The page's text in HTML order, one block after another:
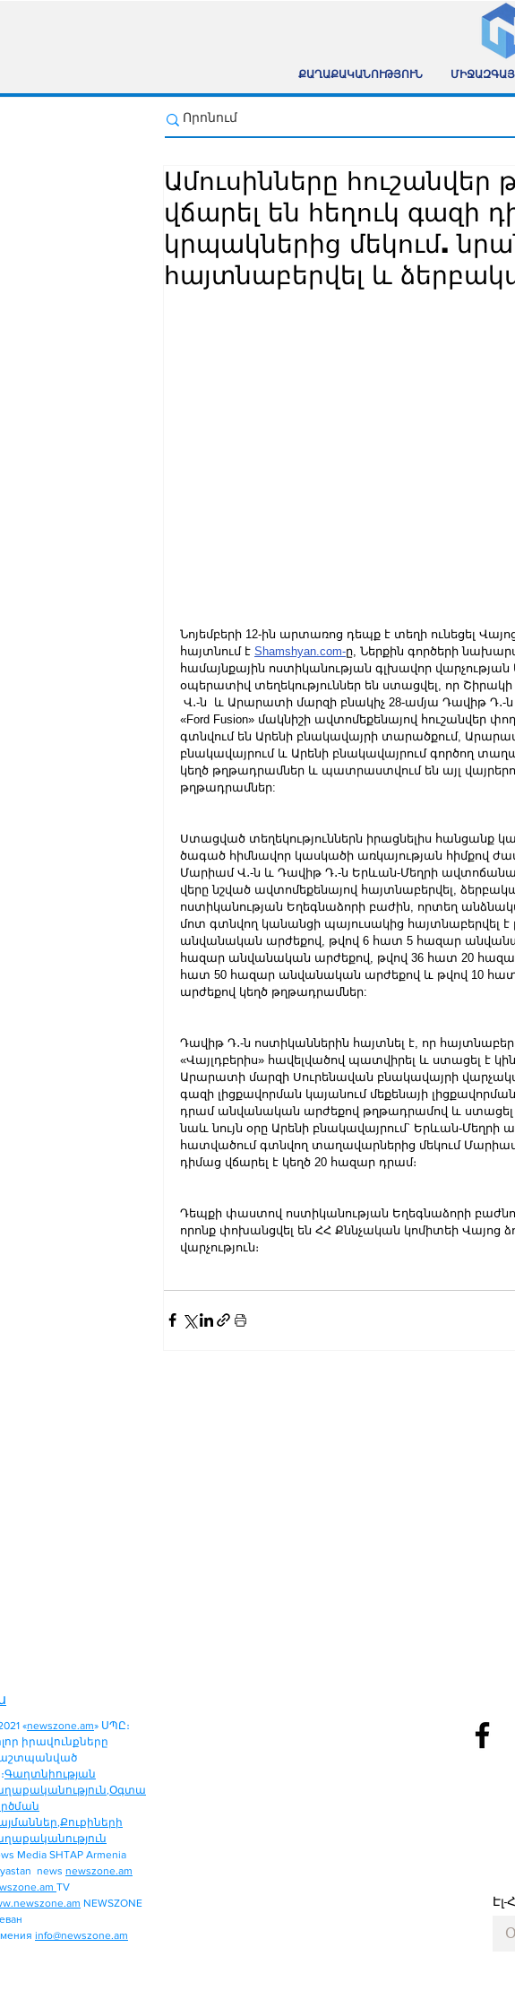
ՔԱՂԱՔԱԿԱՆՈՒԹՅՈՒՆ
Ամուսինները հուշանվեր
վճարել են հեղուկ գազի
կրպակներից մեկում.
հայտնաբերվել և
Նոյեմբերի 12-ին արտառոց դեպք է տեղի ունեցել
հայտնում է Shamshyan.com-ը, Ներքին գործերի
համայնքային ոստիկանության գլխավոր
օպերատիվ տեղեկություններ են ստացվել, որ
Վ․-ն  և Արարատի մարզի բնակիչ 28-ամյա Դավիթ Դ․-ն
«Ford Fusion» մակնիշի ավտոմեքենայով հուշանվեր
գտնվում են Արենի բնակավայրի տարածքում,
բնակավայրում և Արենի բնակավայրում գործող
կեղծ թղթադրամներ և պատրաստվում են այլ
թղթադրամներ:
Ստացված տեղեկություններն իրացնելիս հանցանք
ծագած հիմնավոր կասկածի առկայության հիմքով
Մարիամ Վ․-ն և Դավիթ Դ․-ն Երևան-Մեղրի
վերը նշված ավտոմեքենայով հայտնաբերվել,
ոստիկանության Եղեգնաձորի բաժին, որտեղ
մոտ գտնվող կանանցի պայուսակից հայտնաբերվել
անվանական արժեքով, թվով 6 հատ 5 հազար
հազար անվանական արժեքով, թվով 36 հատ 20
հատ 50 հազար անվանական արժեքով և թվով 10
արժեքով կեղծ թղթադրամներ:
Դավիթ Դ․-ն ոստիկաններին հայտնել է, որ
«Վայլդբերիս» հավելվածով պատվիրել և ստացել է
Արարատի մարզի Սուրենավան բնակավայրի
գազի լիցքավորման կայանում մեքենայի
դրամ անվանական արժեքով թղթադրամով և ստացել
նաև նույն օրը Արենի բնակավայրում` Երևան-
հատվածում գտնվող տաղավարներից մեկում Մարիամ
դիմաց վճարել է կեղծ 20 հազար դրամ։
Դեպքի փաստով ոստիկանության Եղեգնաձորի
որոնք փոխանցվել են ՀՀ Քննչական կոմիտեի Վայոց
վարչություն։
«newszone.am» ՍՊԸ։
իրավունքները
Գաղտնիության
,Օգտա
,Քուքիների
Media SHTAP Armenia
news newszone.am
TV
NEWSZONE
info@newszone.am